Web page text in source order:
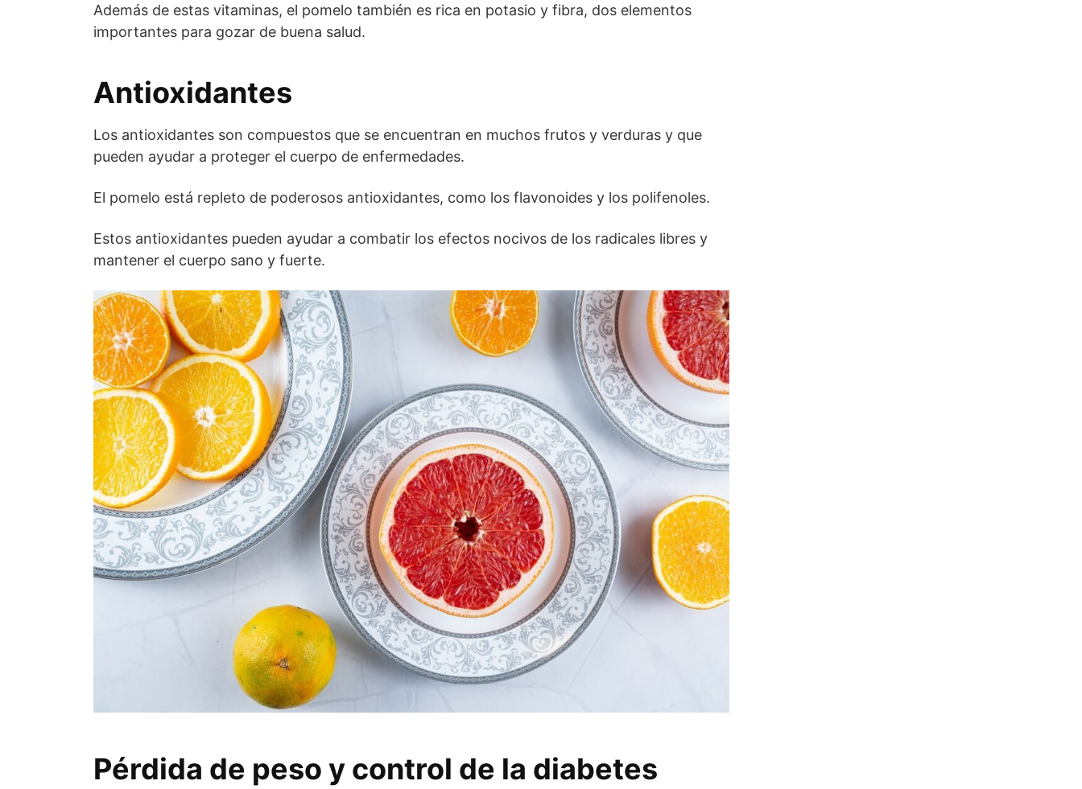
Además de estas vitaminas, el pomelo también es rica en potasio y fibra, dos elementos
importantes para gozar de buena salud.
Antioxidantes
Los antioxidantes son compuestos que se encuentran en muchos frutos y verduras y que
pueden ayudar a proteger el cuerpo de enfermedades.
El pomelo está repleto de poderosos antioxidantes, como los flavonoides y los polifenoles.
Estos antioxidantes pueden ayudar a combatir los efectos nocivos de los radicales libres y
mantener el cuerpo sano y fuerte.
Pérdida de peso y control de la diabetes